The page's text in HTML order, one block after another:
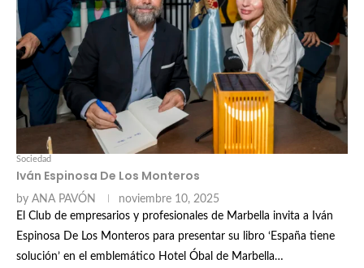
Sociedad
Iván Espinosa De Los Monteros
by ANA PAVÓN
noviembre 10, 2025
El Club de empresarios y profesionales de Marbella invita a Iván
Espinosa De Los Monteros para presentar su libro ‘España tiene
solución’ en el emblemático Hotel Óbal de Marbella…